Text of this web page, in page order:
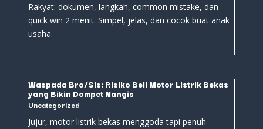
Rakyat: dokumen, langkah, common mistake, dan
quick win 2 menit. Simpel, jelas, dan cocok buat anak
usaha.
Waspada Bro/Sis: Risiko Beli Motor Listrik Bekas
yang Bikin Dompet Nangis
Uncategorized
Jujur, motor listrik bekas menggoda tapi penuh